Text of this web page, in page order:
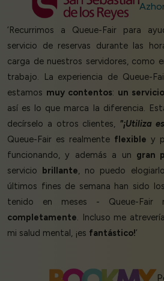
‘Recurrimos a Queue-Fair para
servicio de reservas durante las
carga de nuestros servidores, como
trabajo. La experiencia de Queue-
estamos muy contentos: un
así es lo que marca la diferencia.
decírselo a otros clientes, "¡Utiliza
Queue-Fair es realmente flexible y
funcionando, y además a un gran
servicio
brillante, no puedo
últimos fines de semana han sido
tenido en meses - Queue-Fair
completamente. Incluso me
mi salud mental, ¡es fantástico!’